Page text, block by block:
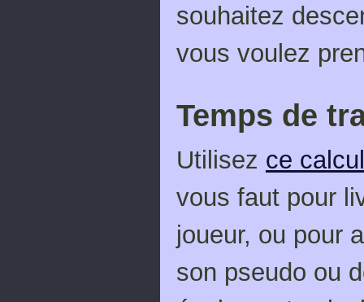
souhaitez
vous voulez
Temps de
Utilisez ce
vous faut pour
joueur, ou pour
son pseudo ou